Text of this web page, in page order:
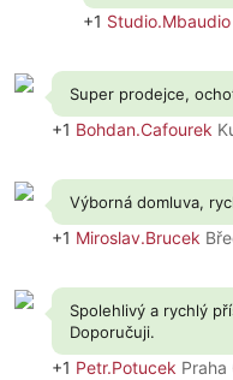
+1 Studio.Mbaudio
Super prodejce,
+1 Bohdan.Cafourek
Výborná domluva,
+1 Miroslav.Brucek
Spolehlivý a rychlý
Doporučuji.
+1 Petr.Potucek Praha